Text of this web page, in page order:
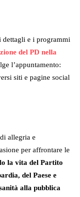
dettagli e i programmi
del PD nella
l’appuntamento:
siti e pagine social
allegria e
per affrontare le
la vita del Partito
del Paese e
alla pubblica